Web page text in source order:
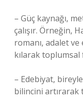
– Güç kaynağı,
çalışır. Örneğin,
romanı, adalet
kılarak toplumsal
– Edebiyat,
bilincini artırarak